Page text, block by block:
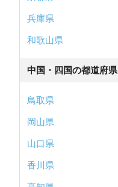
兵庫県
和歌山県
中国・四国の都道府県
鳥取県
岡山県
山口県
香川県